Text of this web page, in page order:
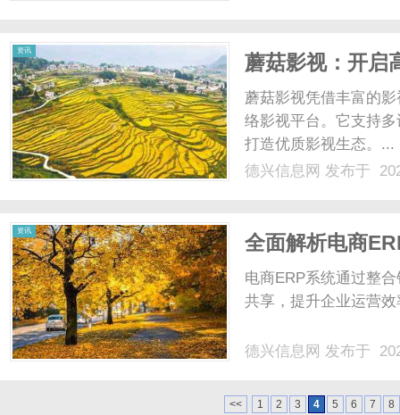
资讯
蘑菇影视：开启
蘑菇影视凭借丰富的
络影视平台。它支持
打造优质影视生态。...
德兴信息网 发布于
资讯
全面解析电商
电商ERP系统通过整
共享，提升企业运营
德兴信息网 发布于
<< 1 2 3 4 5 6 7 8